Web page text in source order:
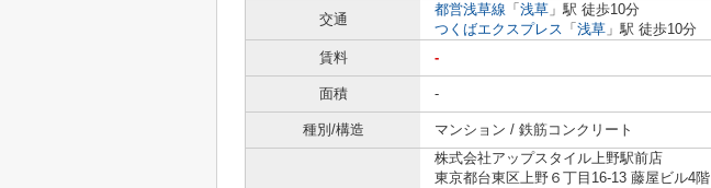
交通
都営浅草線 「 浅草 」駅 徒歩10分
つくばエクスプレス 「 浅草 」駅 徒歩10分
賃料
-
面積 -
種別/構造 マンション / 鉄筋コンクリート
株式会社アップスタイル上野駅前店
東京都台東区上野６丁目16-13 藤屋ビル4階